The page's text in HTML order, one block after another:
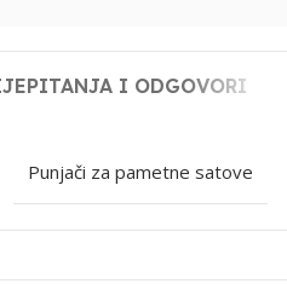
PITANJA I ODGOVORI
Punjači za pametne satove